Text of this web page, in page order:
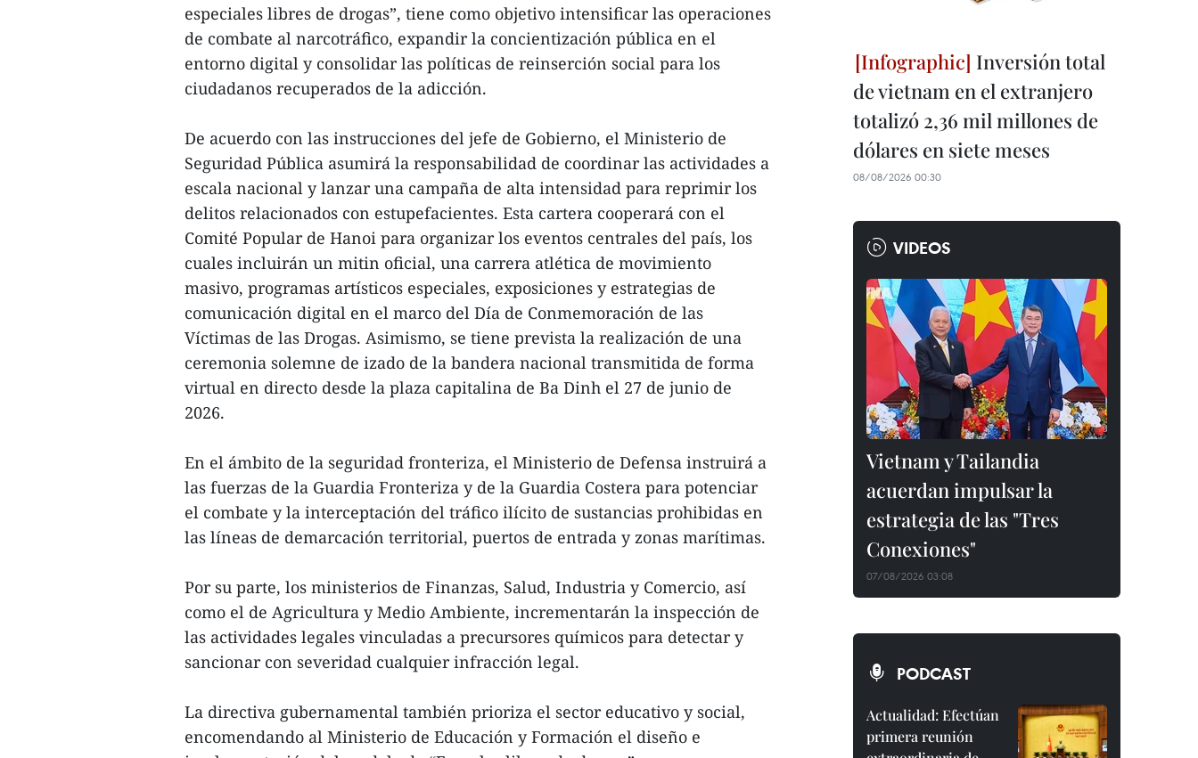
especiales libres de drogas”, tiene como objetivo intensificar las operaciones
de combate al narcotráfico, expandir la concientización pública en el
entorno digital y consolidar las políticas de reinserción social para los
ciudadanos recuperados de la adicción.
De acuerdo con las instrucciones del jefe de Gobierno, el Ministerio de
Seguridad Pública asumirá la responsabilidad de coordinar las actividades a
escala nacional y lanzar una campaña de alta intensidad para reprimir los
delitos relacionados con estupefacientes. Esta cartera cooperará con el
Comité Popular de Hanoi para organizar los eventos centrales del país, los
cuales incluirán un mitin oficial, una carrera atlética de movimiento
masivo, programas artísticos especiales, exposiciones y estrategias de
comunicación digital en el marco del Día de Conmemoración de las
Víctimas de las Drogas. Asimismo, se tiene prevista la realización de una
ceremonia solemne de izado de la bandera nacional transmitida de forma
virtual en directo desde la plaza capitalina de Ba Dinh el 27 de junio de
2026.
En el ámbito de la seguridad fronteriza, el Ministerio de Defensa instruirá a
las fuerzas de la Guardia Fronteriza y de la Guardia Costera para potenciar
el combate y la interceptación del tráfico ilícito de sustancias prohibidas en
las líneas de demarcación territorial, puertos de entrada y zonas marítimas.
Por su parte, los ministerios de Finanzas, Salud, Industria y Comercio, así
como el de Agricultura y Medio Ambiente, incrementarán la inspección de
las actividades legales vinculadas a precursores químicos para detectar y
sancionar con severidad cualquier infracción legal.
La directiva gubernamental también prioriza el sector educativo y social,
encomendando al Ministerio de Educación y Formación el diseño e
Inversión total
de vietnam en el extranjero
totalizó 2,36 mil millones de
dólares en siete meses
08/08/2026 00:30
VIDEOS
Vietnam y Tailandia
acuerdan impulsar la
estrategia de las "Tres
Conexiones"
07/08/2026 03:08
PODCAST
Actualidad: Efectúan
primera reunión